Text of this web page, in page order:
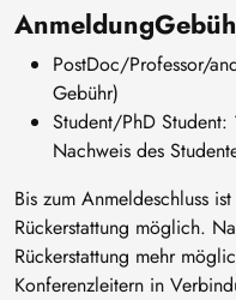
Anmeldung
PostDoc/Professor/
Gebühr)
Student/PhD
Nachweis des
Bis zum Anmeldeschluss
Rückerstattung möglich.
Rückerstattung mehr
Konferenzleitern in